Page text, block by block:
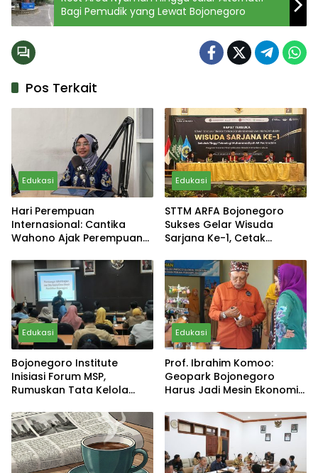
Bagi Pemudik yang Lewat Bojonegoro
Pos Terkait
Edukasi
Hari Perempuan
Internasional: Cantika
Wahono Ajak Perempuan
Semangat Kemandirian
Edukasi
STTM ARFA Bojonegoro
Sukses Gelar Wisuda
Sarjana Ke-1, Cetak
Edukasi
Bojonegoro Institute
Inisiasi Forum MSP,
Rumuskan Tata Kelola
Edukasi
Prof. Ibrahim Komoo:
Geopark Bojonegoro
Harus Jadi Mesin Ekonomi
Sekadar Wisata Geologi